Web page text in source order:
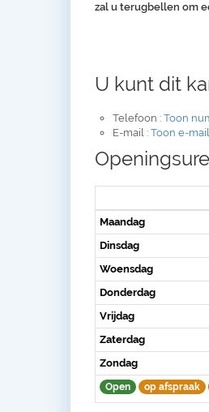
zal u terugbellen om
U kunt dit
Telefoon : Toon
E-mail : Toon e-
Maandag
Dinsdag
Woensdag
Donderdag
Vrijdag
Zaterdag
Zondag
Open op afspraak